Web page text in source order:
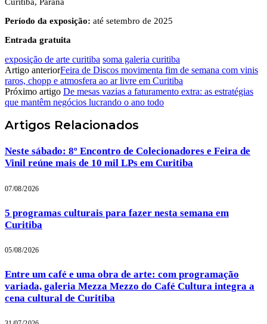
Período da exposição: até setembro de 2025
Entrada gratuita
exposição de arte curitiba soma galeria curitiba
Artigo anteriorFeira de Discos movimenta fim de semana com vinis
raros, chopp e atmosfera ao ar livre em Curitiba
Próximo artigo De mesas vazias a faturamento extra: as estratégias
que mantêm negócios lucrando o ano todo
Artigos Relacionados
Neste sábado: 8º Encontro de Colecionadores e Feira de
Vinil reúne mais de 10 mil LPs em Curitiba
07/08/2026
5 programas culturais para fazer nesta semana em
Curitiba
05/08/2026
Entre um café e uma obra de arte: com programação
variada, galeria Mezza Mezzo do Café Cultura integra a
cena cultural de Curitiba